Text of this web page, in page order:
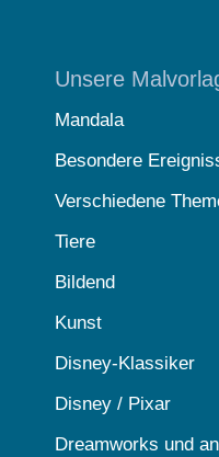
Unsere
Mandala
Besondere
Verschiedene
Tiere
Bildend
Kunst
Disney-Klassiker
Disney / Pixar
Dreamworks und